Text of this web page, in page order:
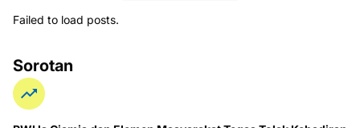
Failed to load posts.
Sorotan